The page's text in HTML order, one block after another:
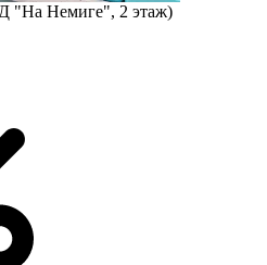
"На Немиге", 2 этаж)